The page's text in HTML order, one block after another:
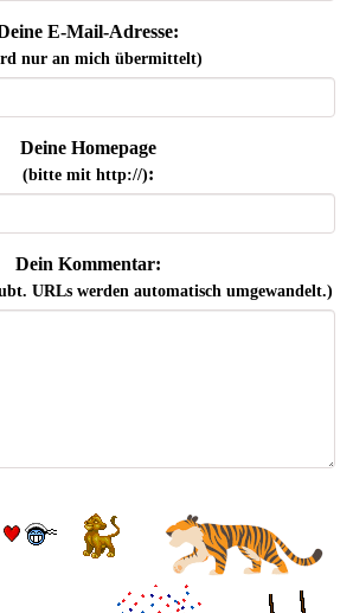
E-Mail-Adresse:
nur an mich übermittelt)
Deine Homepage
(bitte mit http://):
Dein Kommentar:
URLs werden automatisch umgewandelt.)